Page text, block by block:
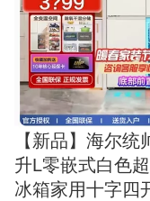
【新品】海尔统
升L零嵌式白色
冰箱家用十字四